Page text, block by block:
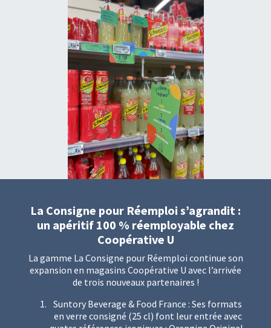
La Consigne pour Réemploi s’agrandit :
un apéritif 100 % réemployable chez
Coopérative U
La gamme La Consigne pour Réemploi continue son
expansion en magasins Coopérative U avec l’arrivée
de trois nouveaux partenaires !
Suntory Beverage & Food France : Ses formats
en verre consigné (25 cl) font leur entrée avec